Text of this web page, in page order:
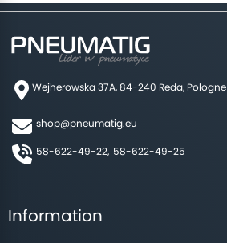
Wejherowska 37A, 84-240 Reda, Pologne
shop@pneumatig.eu
58-622-49-22, 58-622-49-25
Information